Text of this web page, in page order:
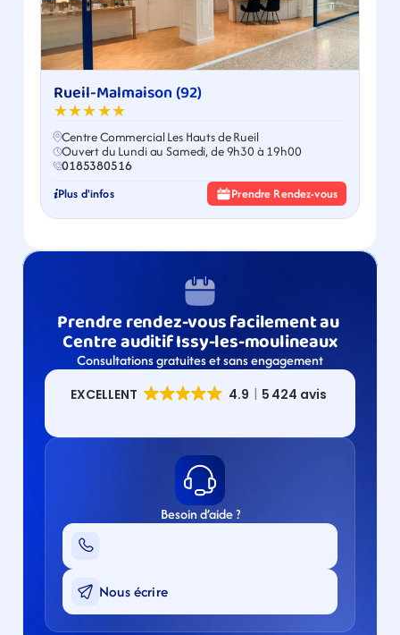
Rueil-Malmaison (92)
★★★★★
Centre Commercial Les Hauts de Rueil
Ouvert du Lundi au Samedi, de 9h30 à 19h00
0185380516
Plus d'infos Prendre Rendez-vous
Prendre rendez-vous facilement au
Centre auditif Issy-les-moulineaux
Consultations gratuites et sans engagement
Besoin d’aide ?
Nous écrire